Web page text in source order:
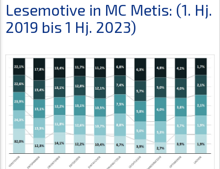
Lesemotive in MC Metis: (1. Hj.
2019 bis 1 Hj. 2023)